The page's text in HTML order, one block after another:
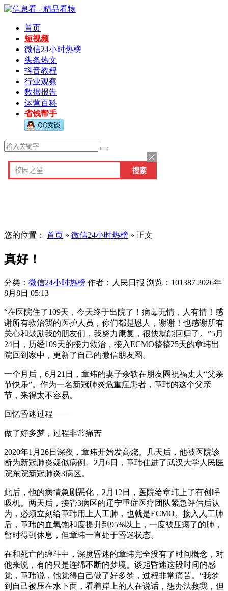
首页
短视频
微信24小时热榜
头条热文
抖音教程
行业观察
数据报告
运营百科
省钱帮手
您的位置： 首页 » 微信24小时热榜 » 正文
真好！
分类： 微信24小时热榜 作者：人民日报 浏览：101387 2026年
8月8日 05:13
“在医院住了109天，今天终于出院了！病毒无情，人有情！感
谢所有救治我的医护人员，你们都是恩人，谢谢！也感谢所有
关心和鼓励我的朋友们，我努力康复，很快就能回归了。”5月
24日，历经109天的接力救治，接入ECMO整整25天的章玮出
院回到家中，更新了自己的微信朋友圈。
一个月后，6月21日，章玮的妻子余轶在朋友圈祝福丈夫“父亲
节快乐”。作为一名新冠肺炎危重症患者，章玮的这个父亲
节，来得太不容易。
回忆昏迷过程——
做了好多梦，过程非常痛苦
2020年1月26日深夜，章玮开始发高烧。几天后，他被医院诊
断为新冠肺炎疑似病例。2月6日，章玮住进了武汉大学人民医
院东院新冠肺炎3病区。
此后，他的病情急剧恶化，2月12日，医院给章玮上了有创呼
吸机。两天后，接管3病区的辽宁重症医疗团队紧急评估后认
为，必须立刻给章玮用上人工肺，也就是ECMO。接入人工肺
后，章玮的血氧饱和度提升到95%以上，一度被压瘪了的肺，
暂时得到休息，但章玮一直处于昏迷状态。
在和死亡的缠斗中，深度昏迷的章玮完全没有了时间概念，对
他来说，有的只是连绵不断的梦境。谈起昏迷这段时间的感
觉，章玮说，他觉得自己做了好多梦，过程非常痛苦。“我梦
到自己被压在水下面，看着岸上的人在说话，想办法救我，但